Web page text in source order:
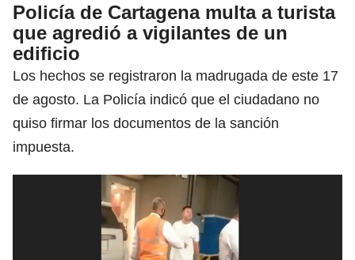
Policía de Cartagena multa a turista
que agredió a vigilantes de un
edificio
Los hechos se registraron la madrugada de este 17
de agosto. La Policía indicó que el ciudadano no
quiso firmar los documentos de la sanción
impuesta.